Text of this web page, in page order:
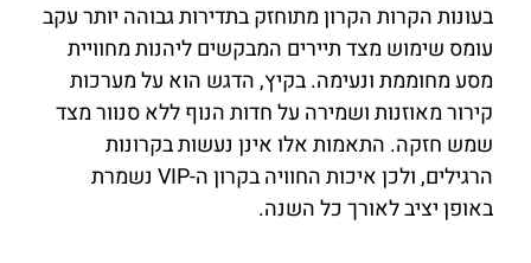
בעונות הקרות הקרון מתוחזק בתדירות גבוהה יותר עקב
עומס שימוש מצד תיירים המבקשים ליהנות מחוויית
מסע מחוממת ונעימה. בקיץ, הדגש הוא על מערכות
קירור מאוזנות ושמירה על חדות הנוף ללא סנוור מצד
שמש חזקה. התאמות אלו אינן נעשות בקרונות
הרגילים, ולכן איכות החוויה בקרון ה-VIP נשמרת
באופן יציב לאורך כל השנה.